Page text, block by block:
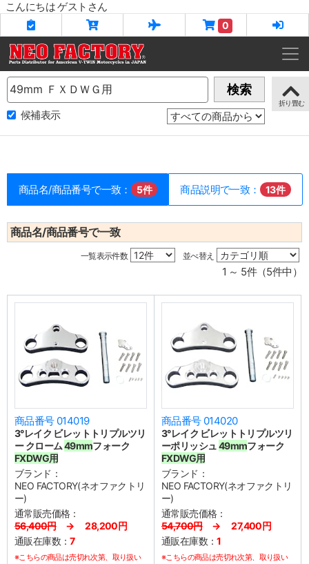
こんにちは ゲストさん
0
Name 検索
候補表示
商品名/商品番号で一致： 5件 商品説明で一致： 13件
商品名/商品番号で一致
一覧表示件数 並べ替え
1 ～ 5件（5件中）
商品番号 014019
3°レイク ビレットトリプルツリ
ー クローム49mmフォーク
FXDWG用
ブランド：
NEO FACTORY(ネオファクトリ
ー)
通常販売価格：
56,400円→ 28,200円
通販在庫数：7
※こちらの商品は売切れ次第、取り扱い
商品番号 014020
3°レイク ビレットトリプルツリ
ーポリッシュ 49mmフォーク
FXDWG用
ブランド：
NEO FACTORY(ネオファクトリ
ー)
通常販売価格：
54,700円→ 27,400円
通販在庫数：1
※こちらの商品は売切れ次第、取り扱い